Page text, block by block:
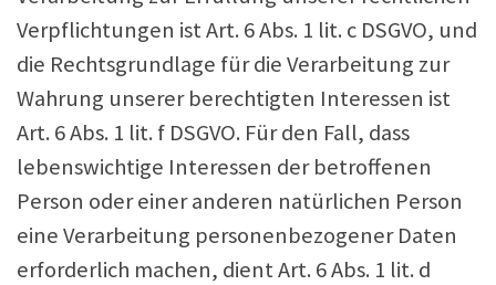
Verpflichtungen ist Art. 6 Abs. 1 lit. c DSGVO, und
die Rechtsgrundlage für die Verarbeitung zur
Wahrung unserer berechtigten Interessen ist
Art. 6 Abs. 1 lit. f DSGVO. Für den Fall, dass
lebenswichtige Interessen der betroffenen
Person oder einer anderen natürlichen Person
eine Verarbeitung personenbezogener Daten
erforderlich machen, dient Art. 6 Abs. 1 lit. d